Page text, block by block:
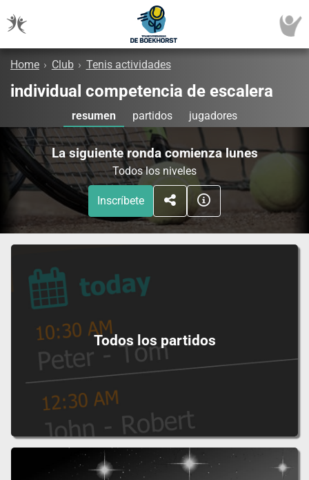
Home › Club › Tenis actividades
individual competencia de escalera
resumen partidos jugadores
La siguiente ronda comienza lunes
Todos los niveles
Inscríbete
Todos los partidos